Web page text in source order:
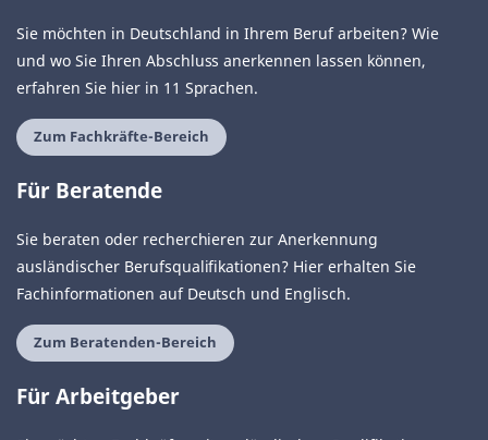
Sie möchten in Deutschland in Ihrem Beruf arbeiten? Wie
und wo Sie Ihren Abschluss anerkennen lassen können,
erfahren Sie hier in 11 Sprachen.
Zum Fachkräfte-Bereich
Für Beratende
Sie beraten oder recherchieren zur Anerkennung
ausländischer Berufsqualifikationen? Hier erhalten Sie
Fachinformationen auf Deutsch und Englisch.
Zum Beratenden-Bereich
Für Arbeitgeber